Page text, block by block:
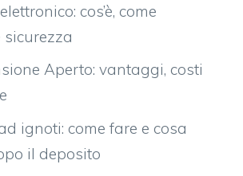
cos’è, come
Aperto: vantaggi, costi
ignoti: come fare e cosa
il deposito